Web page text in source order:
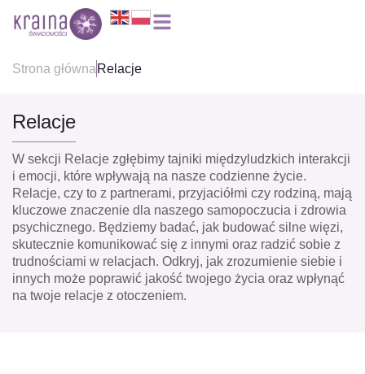
Strona głównaRelacje
Relacje
W sekcji Relacje zgłębimy tajniki międzyludzkich interakcji
i emocji, które wpływają na nasze codzienne życie.
Relacje, czy to z partnerami, przyjaciółmi czy rodziną, mają
kluczowe znaczenie dla naszego samopoczucia i zdrowia
psychicznego. Będziemy badać, jak budować silne więzi,
skutecznie komunikować się z innymi oraz radzić sobie z
trudnościami w relacjach. Odkryj, jak zrozumienie siebie i
innych może poprawić jakość twojego życia oraz wpłynąć
na twoje relacje z otoczeniem.